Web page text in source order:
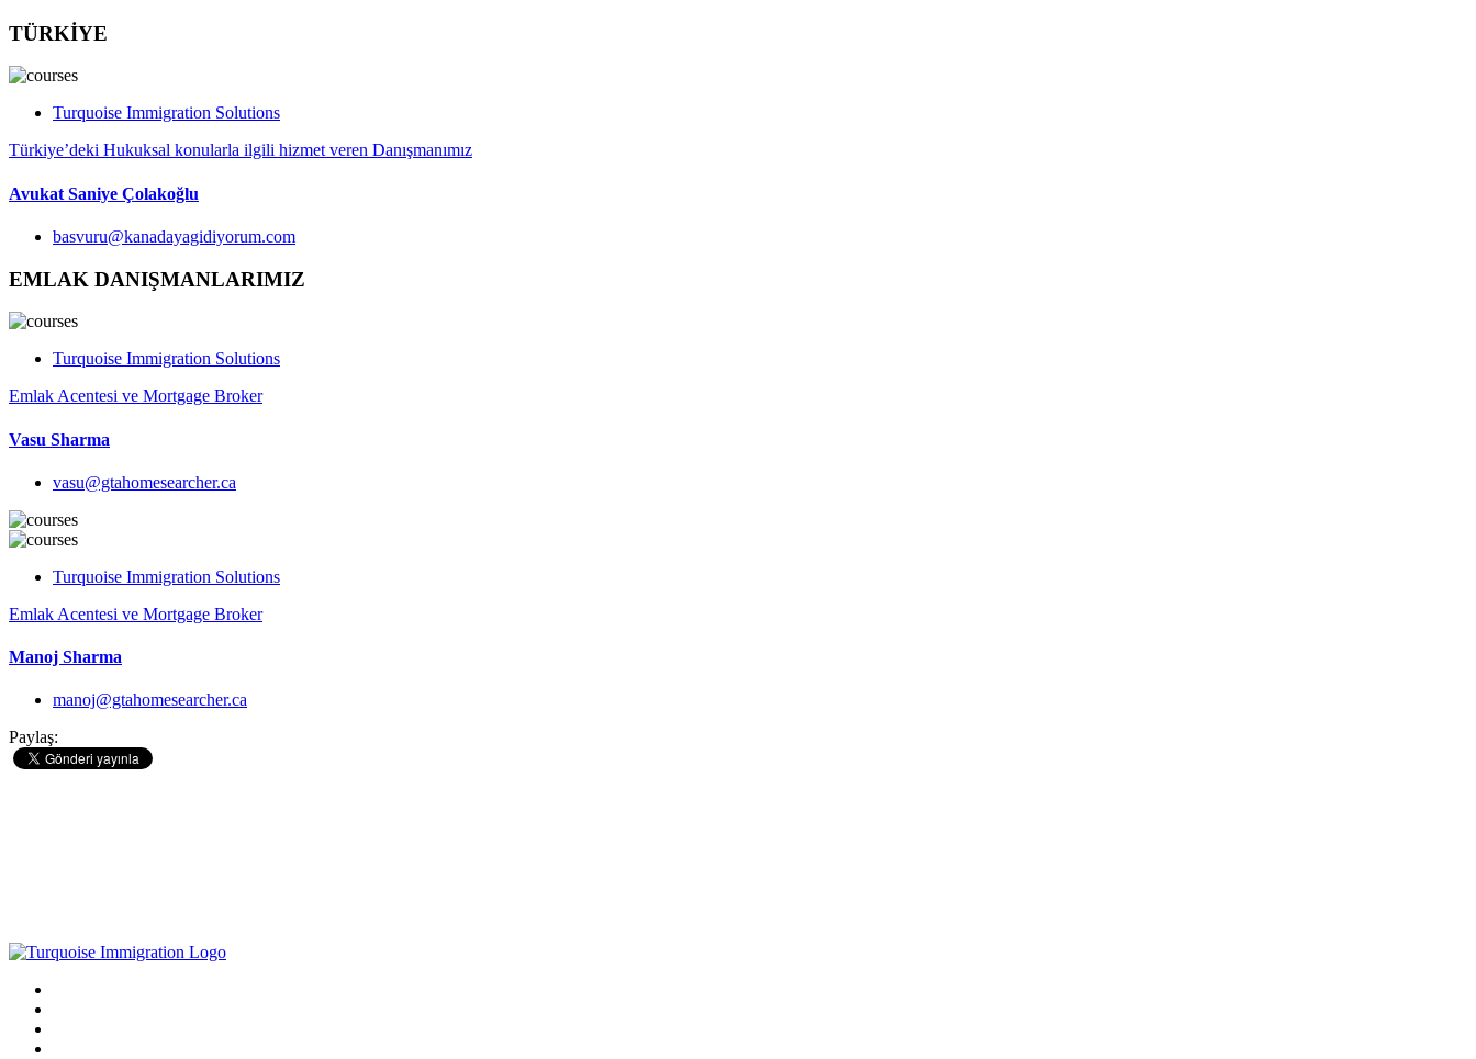
TÜRKİYE
Turquoise Immigration Solutions
Türkiye’deki Hukuksal konularla ilgili hizmet veren Danışmanımız
Avukat Saniye Çolakoğlu
basvuru@kanadayagidiyorum.com
EMLAK DANIŞMANLARIMIZ
Turquoise Immigration Solutions
Emlak Acentesi ve Mortgage Broker
Vasu Sharma
vasu@gtahomesearcher.ca
Turquoise Immigration Solutions
Emlak Acentesi ve Mortgage Broker
Manoj Sharma
manoj@gtahomesearcher.ca
Paylaş: